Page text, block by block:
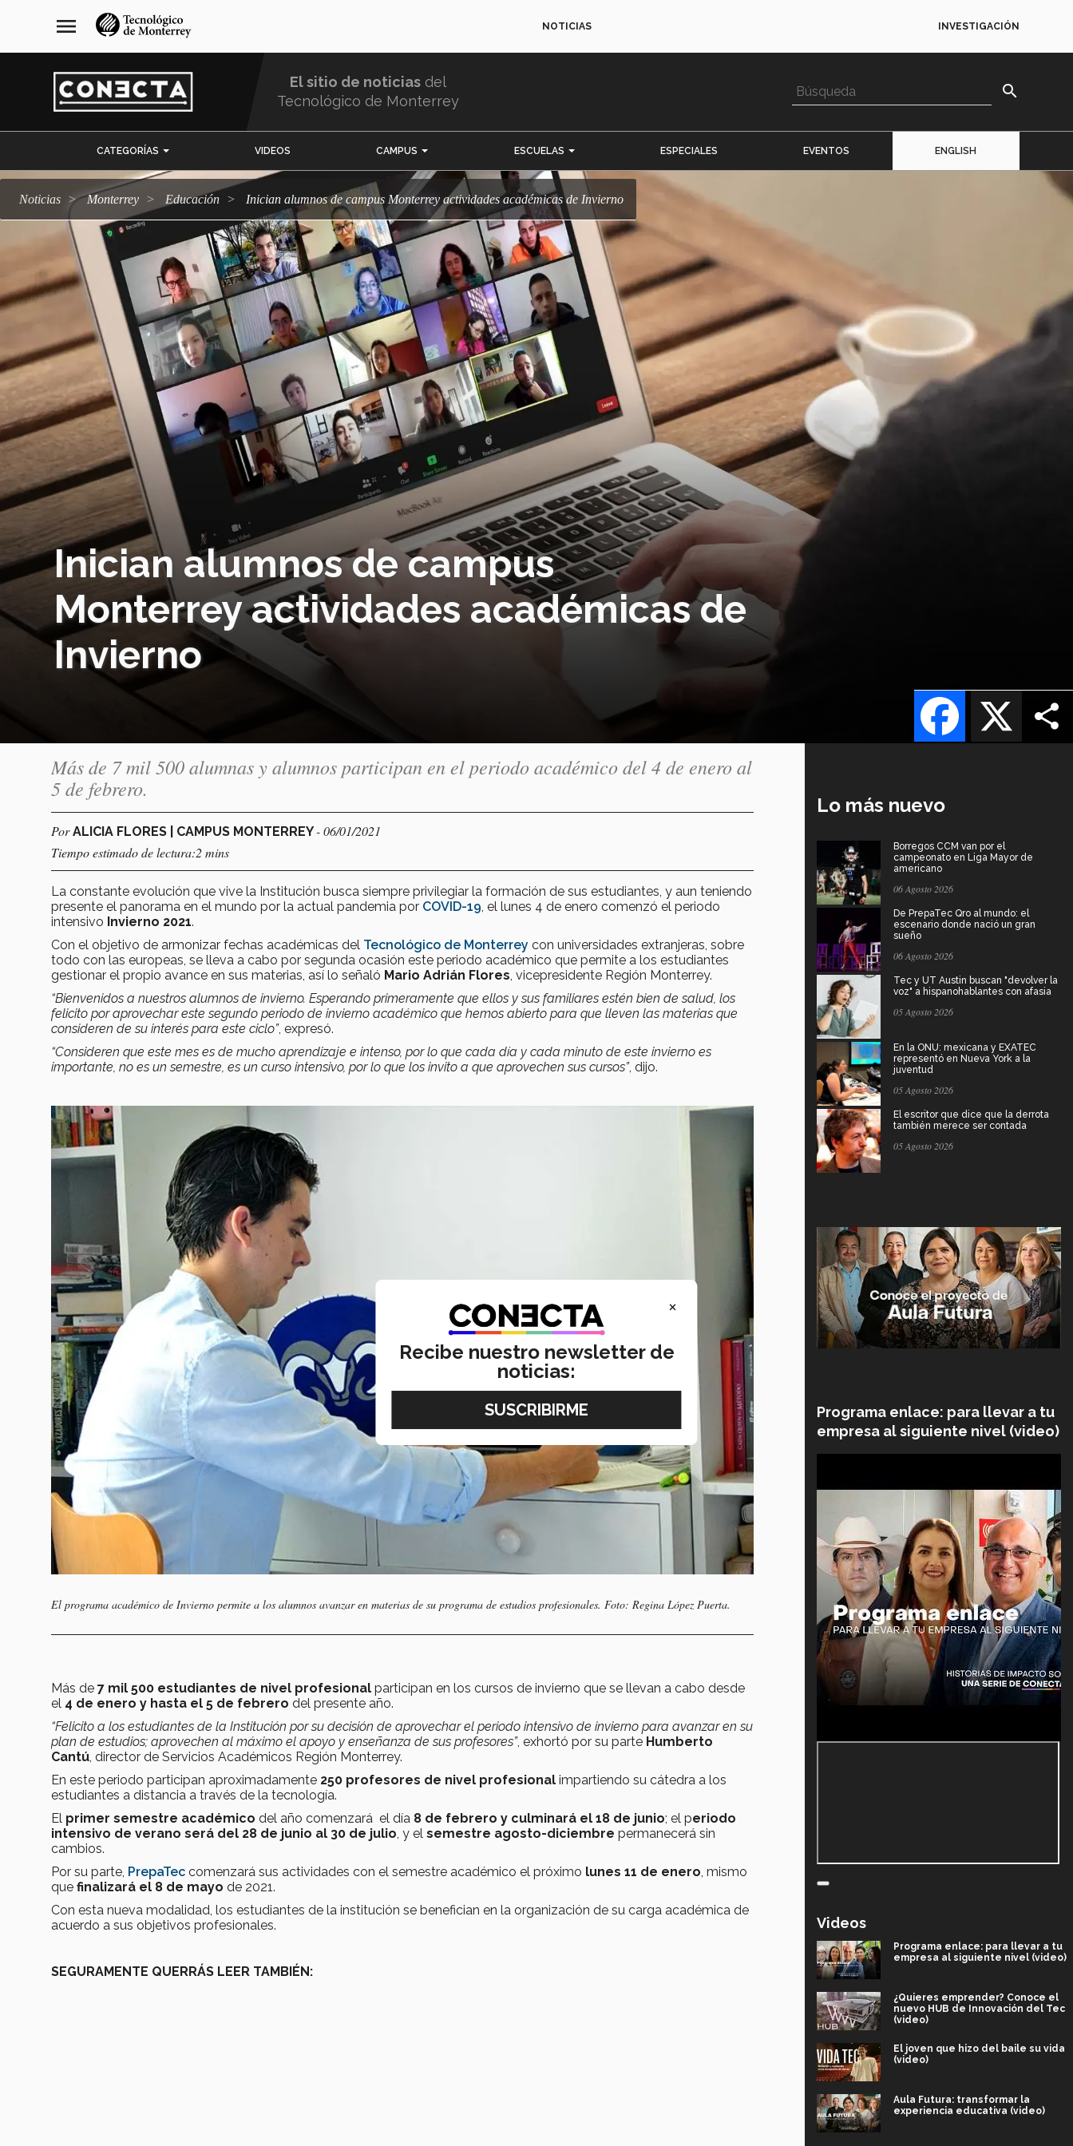
navegación
principal
menu NOTICIAS INVESTIGACIÓN
El sitio de noticias del
Tecnológico de Monterrey
search
CATEGORÍAS VIDEOS CAMPUS ESCUELAS ESPECIALES EVENTOS ENGLISH
Noticias Monterrey Educación Inician alumnos de campus Monterrey actividades académicas de Invierno
Inician alumnos de campus
Monterrey actividades académicas de
Invierno
X
Facebook
Más de 7 mil 500 alumnas y alumnos participan en el periodo académico del 4 de enero al
5 de febrero.
PorALICIA FLORES | CAMPUS MONTERREY- 06/01/2021
Tiempo estimado de lectura:2 mins
La constante evolución que vive la Institución busca siempre privilegiar la formación de sus estudiantes, y aun teniendo
presente el panorama en el mundo por la actual pandemia por COVID-19 , el lunes 4 de enero comenzó el periodo
intensivo Invierno 2021.
Con el objetivo de armonizar fechas académicas del Tecnológico de Monterrey con universidades extranjeras, sobre
todo con las europeas, se lleva a cabo por segunda ocasión este periodo académico que permite a los estudiantes
gestionar el propio avance en sus materias, así lo señaló Mario Adrián Flores , vicepresidente Región Monterrey.
“Bienvenidos a nuestros alumnos de invierno. Esperando primeramente que ellos y sus familiares estén bien de salud, los
felicito por aprovechar este segundo periodo de invierno académico que hemos abierto para que lleven las materias que
consideren de su interés para este ciclo”, expresó.
“Consideren que este mes es de mucho aprendizaje e intenso, por lo que cada día y cada minuto de este invierno es
importante, no es un semestre, es un curso intensivo, por lo que los invito a que aprovechen sus cursos”, dijo.
El programa académico de Invierno permite a los alumnos avanzar en materias de su programa de estudios profesionales. Foto: Regina López Puerta.
Más de 7 mil 500 estudiantes de nivel profesional participan en los cursos de invierno que se llevan a cabo desde
el 4 de enero y hasta el 5 de febrero del presente año.
“Felicito a los estudiantes de la Institución por su decisión de aprovechar el periodo intensivo de invierno para avanzar en su
plan de estudios; aprovechen al máximo el apoyo y enseñanza de sus profesores”, exhortó por su parte Humberto
Cantú, director de Servicios Académicos Región Monterrey.
En este periodo participan aproximadamente 250 profesores de nivel profesional impartiendo su cátedra a los
estudiantes a distancia a través de la tecnología.
El primer semestre académico del año comenzará el día 8 de febrero y culminará el 18 de junio; el periodo
intensivo de verano será del 28 de junio al 30 de julio, y el semestre agosto-diciembre permanecerá sin
cambios.
Por su parte, PrepaTec comenzará sus actividades con el semestre académico el próximo lunes 11 de enero, mismo
que finalizará el 8 de mayo de 2021.
Con esta nueva modalidad, los estudiantes de la institución se benefician en la organización de su carga académica de
acuerdo a sus objetivos profesionales.
SEGURAMENTE QUERRÁS LEER TAMBIÉN:
Lo más nuevo
Borregos CCM van por el
campeonato en Liga Mayor de
americano
06 Agosto 2026
De PrepaTec Qro al mundo: el
escenario donde nació un gran
sueño
06 Agosto 2026
Tec y UT Austin buscan "devolver la
voz" a hispanohablantes con afasia
05 Agosto 2026
En la ONU: mexicana y EXATEC
representó en Nueva York a la
juventud
05 Agosto 2026
El escritor que dice que la derrota
también merece ser contada
05 Agosto 2026
Programa enlace: para llevar a tu
empresa al siguiente nivel (video)
Videos
Programa enlace: para llevar a tu
empresa al siguiente nivel (video)
¿Quieres emprender? Conoce el
nuevo HUB de Innovación del Tec
(video)
El joven que hizo del baile su vida
(video)
Aula Futura: transformar la
experiencia educativa (video)
×
Recibe nuestro newsletter de
noticias: